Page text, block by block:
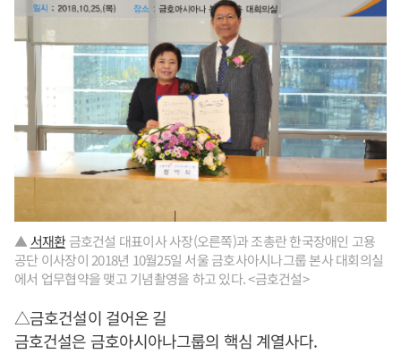
▲ 서재환금호건설 대표이사 사장(오른쪽)과 조총란 한국장애인 고용
공단 이사장이 2018년 10월25일 서울 금호사아시나그룹 본사 대회의실
에서 업무협약을 맺고 기념촬영을 하고 있다. <금호건설>
△금호건설이 걸어온 길
금호건설은 금호아시아나그룹의 핵심 계열사다.